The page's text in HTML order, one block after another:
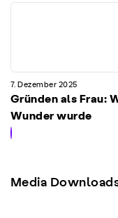
7. Dezember 2025
Gründen als Frau:
Wunder wurde
Item
2
Media